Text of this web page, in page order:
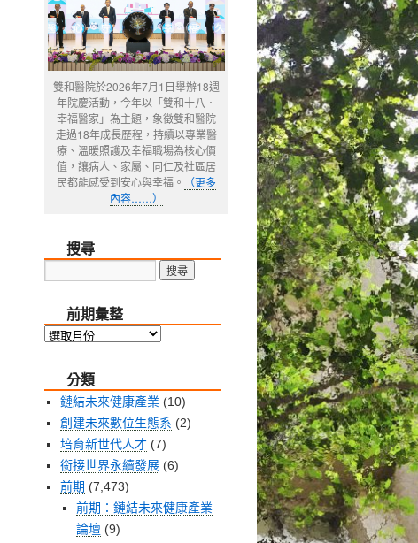
雙和醫院於2026年7月1日舉辦18週
年院慶活動，今年以「雙和十八．
幸福醫家」為主題，象徵雙和醫院
走過18年成長歷程，持續以專業醫
療、溫暖照護及幸福職場為核心價
值，讓病人、家屬、同仁及社區居
民都能感受到安心與幸福。
（更多
內容……）
搜尋
前期彙整
前
整
分類
鏈結未來健康產業 (10)
創建未來數位生態系 (2)
培育新世代人才 (7)
銜接世界永續發展 (6)
前期 (7,473)
前期：鏈結未來健康產業
論壇 (9)